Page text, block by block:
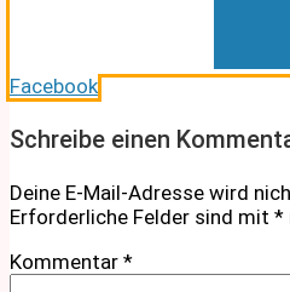
Facebook
Schreibe einen
Deine E-Mail-Adresse wird
Erforderliche Felder sind mit *
Kommentar *